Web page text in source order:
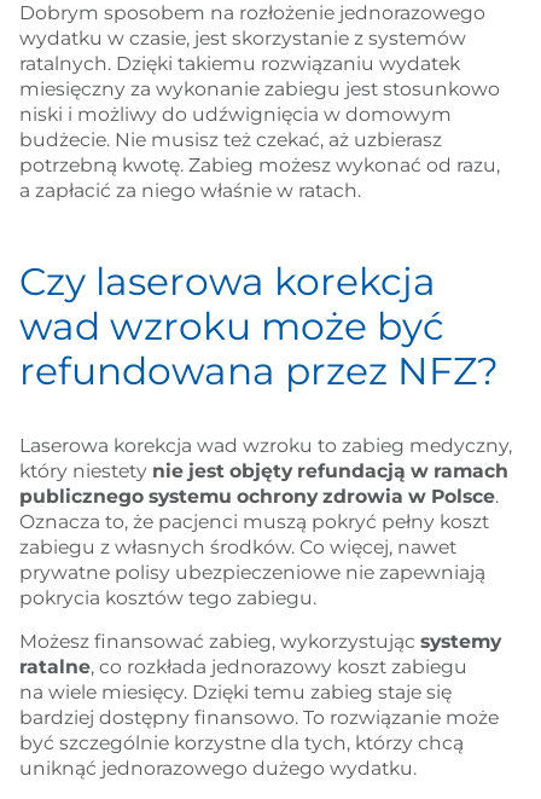
Dobrym sposobem na rozłożenie jednorazowego
wydatku w czasie, jest skorzystanie z systemów
ratalnych. Dzięki takiemu rozwiązaniu wydatek
miesięczny za wykonanie zabiegu jest stosunkowo
niski i możliwy do udźwignięcia w domowym
budżecie. Nie musisz też czekać, aż uzbierasz
potrzebną kwotę. Zabieg możesz wykonać od razu,
a zapłacić za niego właśnie w ratach.
Czy laserowa korekcja
wad wzroku może być
refundowana przez NFZ?
Laserowa korekcja wad wzroku to zabieg medyczny,
który niestety nie jest objęty refundacją w ramach
publicznego systemu ochrony zdrowia w Polsce.
Oznacza to, że pacjenci muszą pokryć pełny koszt
zabiegu z własnych środków. Co więcej, nawet
prywatne polisy ubezpieczeniowe nie zapewniają
pokrycia kosztów tego zabiegu.
Możesz finansować zabieg, wykorzystując systemy
ratalne, co rozkłada jednorazowy koszt zabiegu
na wiele miesięcy. Dzięki temu zabieg staje się
bardziej dostępny finansowo. To rozwiązanie może
być szczególnie korzystne dla tych, którzy chcą
uniknąć jednorazowego dużego wydatku.